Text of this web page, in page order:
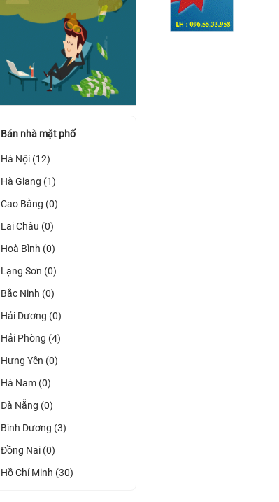
Bán nhà mặt phố
Hà Nội (12)
Hà Giang (1)
Cao Bằng (0)
Lai Châu (0)
Hoà Bình (0)
Lạng Sơn (0)
Bắc Ninh (0)
Hải Dương (0)
Hải Phòng (4)
Hưng Yên (0)
Hà Nam (0)
Đà Nẵng (0)
Bình Dương (3)
Đồng Nai (0)
Hồ Chí Minh (30)